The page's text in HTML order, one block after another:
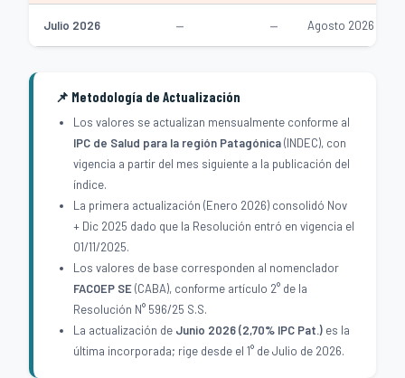
Julio 2026 — — Agosto 2026
📌 Metodología de Actualización
Los valores se actualizan mensualmente conforme al
IPC de Salud para la región Patagónica(INDEC), con
vigencia a partir del mes siguiente a la publicación del
índice.
La primera actualización (Enero 2026) consolidó Nov
+ Dic 2025 dado que la Resolución entró en vigencia el
01/11/2025.
Los valores de base corresponden al nomenclador
FACOEP SE(CABA), conforme artículo 2° de la
Resolución N° 596/25 S.S.
La actualización de Junio 2026 (2,70% IPC Pat.) es la
última incorporada; rige desde el 1° de Julio de 2026.